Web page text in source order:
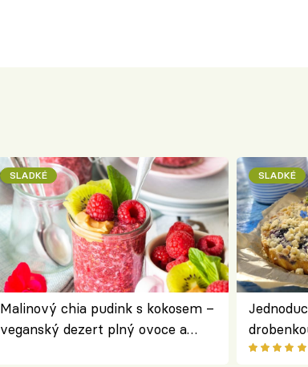
SLADKÉ
Malinový chia pudink s kokosem –
veganský dezert plný ovoce a
SLADKÉ
ovoce